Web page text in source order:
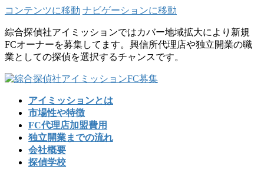
コンテンツに移動 ナビゲーションに移動
綜合探偵社アイミッションではカバー地域拡大により新規
FCオーナーを募集してます。興信所代理店や独立開業の職
業としての探偵を選択するチャンスです。
アイミッションとは
市場性や特徴
FC代理店加盟費用
独立開業までの流れ
会社概要
探偵学校